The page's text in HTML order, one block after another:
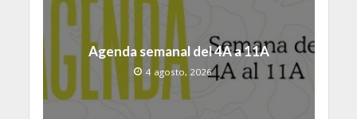
Agenda semanal del 4A a 11A
4 agosto, 2026